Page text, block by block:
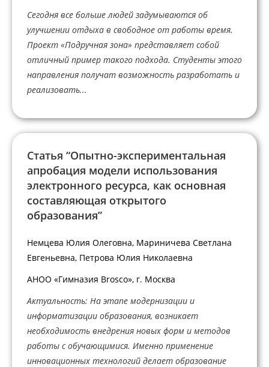
Сегодня все больше людей задумываются об
улучшении отдыха в свободное от работы время.
Проект «Подручная зона» представляет собой
отличный пример такого подхода. Студенты этого
направления получат возможность разработать и
реализовать...
Статья “Опытно-экспериментальная
апробация модели использования
электронного ресурса, как основная
составляющая открытого
образования”
Немцева Юлия Олеговна, Мариничева Светлана
Евгеньевна, Петрова Юлия Николаевна
АНОО «Гимназия Brosco», г. Москва
Актуальность: На этапе модернизации и
информатизации образования, возникает
необходимость внедрения новых форм и методов
работы с обучающимися. Именно применение
инновационных технологий делает образование